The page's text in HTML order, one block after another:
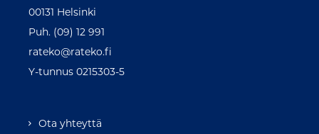
00131 Helsinki
Puh. (09) 12 991
rateko@rateko.fi
Y-tunnus 0215303-5
Ota yhteyttä